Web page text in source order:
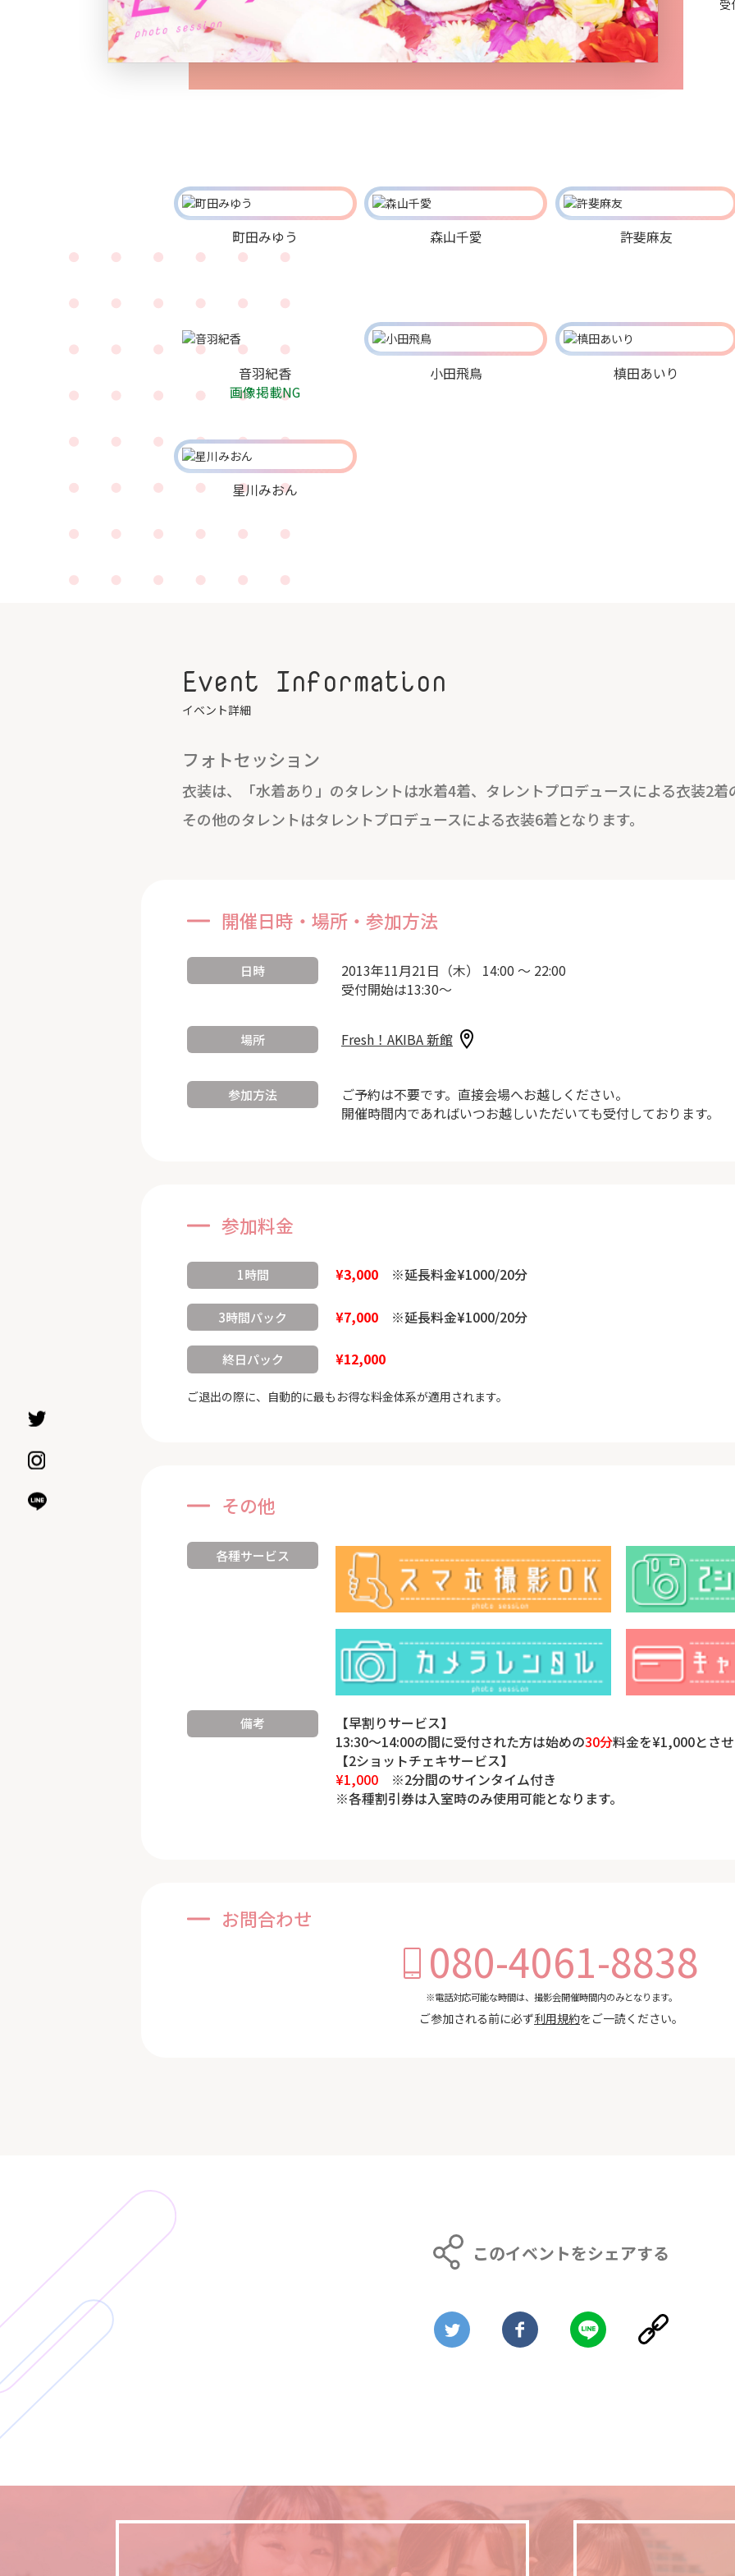
受
町田みゆう 森山千愛 許斐麻友
音羽紀香
画像掲載NG
小田飛鳥 槙田あいり
星川みおん
Event Information
イベント詳細
フォトセッション
衣装は、「水着あり」のタレントは水着4着、タレントプロデュースによる衣装2着
その他のタレントはタレントプロデュースによる衣装6着となります。
開催日時・場所・参加方法
日時
2013年11月21日（木） 14:00 ～ 22:00
受付開始は13:30～
場所 Fresh！AKIBA 新館
参加方法
ご予約は不要です。直接会場へお越しください。
開催時間内であればいつお越しいただいても受付しております。
参加料金
1時間 ¥3,000 ※延長料金¥1000/20分
3時間パック ¥7,000 ※延長料金¥1000/20分
終日パック ¥12,000
ご退出の際に、自動的に最もお得な料金体系が適用されます。
その他
各種サービス
備考
【早割りサービス】
13:30～14:00の間に受付された方は始めの30分料金を¥1,000とさせ
【2ショットチェキサービス】
¥1,000 ※2分間のサインタイム付き
※各種割引券は入室時のみ使用可能となります。
お問合わせ
080-4061-8838
※電話対応可能な時間は、撮影会開催時間内のみとなります。
ご参加される前に必ず利用規約をご一読ください。
このイベントをシェアする